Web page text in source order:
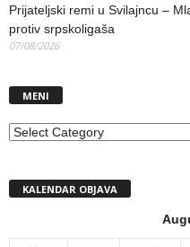
Prijateljski remi u Svilajncu –
protiv srpskoligaša
07/08/2026
MENI
MENI
KALENDAR OBJAVA